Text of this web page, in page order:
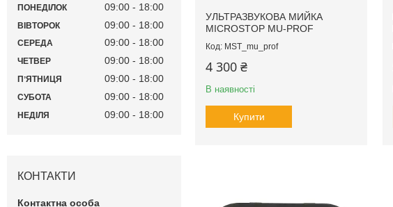
УЛЬТРАЗВУКОВА МИЙКА
MICROSTOP MU-PROF
MST_mu_prof
4 300 ₴
В наявності
Купити
ПОНЕДІЛОК 09:00 18:00
ВІВТОРОК 09:00 18:00
СЕРЕДА 09:00 18:00
ЧЕТВЕР 09:00 18:00
ПʼЯТНИЦЯ 09:00 18:00
СУБОТА 09:00 18:00
НЕДІЛЯ 09:00 18:00
КОНТАКТИ